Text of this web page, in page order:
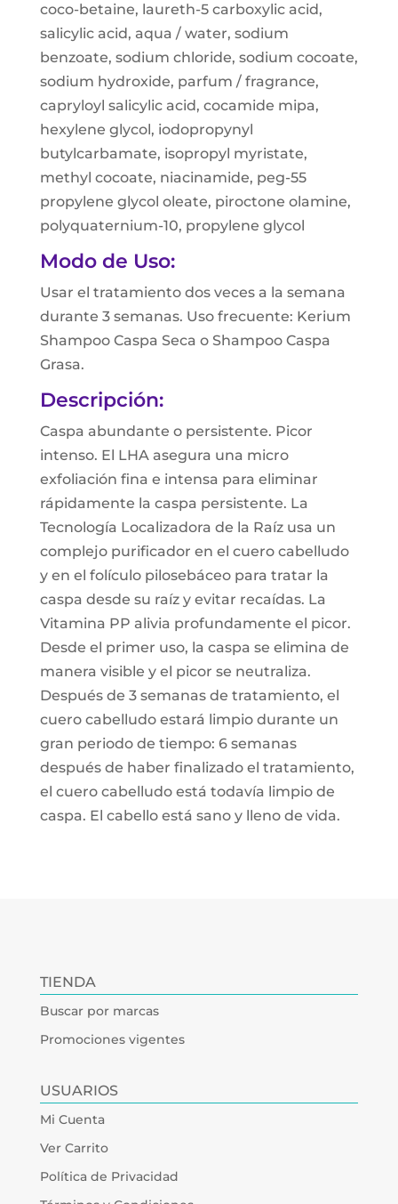
coco-betaine, laureth-5 carboxylic acid,
salicylic acid, aqua / water, sodium
benzoate, sodium chloride, sodium cocoate,
sodium hydroxide, parfum / fragrance,
capryloyl salicylic acid, cocamide mipa,
hexylene glycol, iodopropynyl
butylcarbamate, isopropyl myristate,
methyl cocoate, niacinamide, peg-55
propylene glycol oleate, piroctone olamine,
polyquaternium-10, propylene glycol
Modo de Uso:
Usar el tratamiento dos veces a la semana
durante 3 semanas. Uso frecuente: Kerium
Shampoo Caspa Seca o Shampoo Caspa
Grasa.
Descripción:
Caspa abundante o persistente. Picor
intenso. El LHA asegura una micro
exfoliación fina e intensa para eliminar
rápidamente la caspa persistente. La
Tecnología Localizadora de la Raíz usa un
complejo purificador en el cuero cabelludo
y en el folículo pilosebáceo para tratar la
caspa desde su raíz y evitar recaídas. La
Vitamina PP alivia profundamente el picor.
Desde el primer uso, la caspa se elimina de
manera visible y el picor se neutraliza.
Después de 3 semanas de tratamiento, el
cuero cabelludo estará limpio durante un
gran periodo de tiempo: 6 semanas
después de haber finalizado el tratamiento,
el cuero cabelludo está todavía limpio de
caspa. El cabello está sano y lleno de vida.
TIENDA
Buscar por marcas
Promociones vigentes
USUARIOS
Mi Cuenta
Ver Carrito
Política de Privacidad